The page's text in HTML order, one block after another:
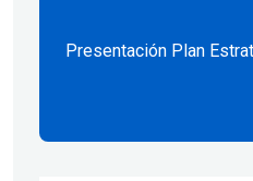
Presentación Plan